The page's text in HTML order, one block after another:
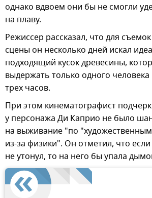
однако вдвоем они бы не смогли
на плаву.
Режиссер рассказал, что для
сцены он несколько дней искал
подходящий кусок древесины,
выдержать только одного
трех часов.
При этом кинематографист
у персонажа Ди Каприо не было
на выживание "по
из-за физики". Он отметил, что
не утонул, то на него бы упала